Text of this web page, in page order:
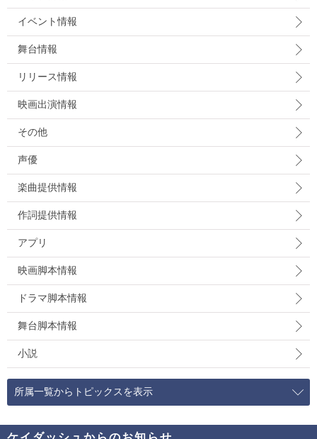
イベント情報
舞台情報
リリース情報
映画出演情報
その他
声優
楽曲提供情報
作詞提供情報
アプリ
映画脚本情報
ドラマ脚本情報
舞台脚本情報
小説
所属一覧からトピックスを表示